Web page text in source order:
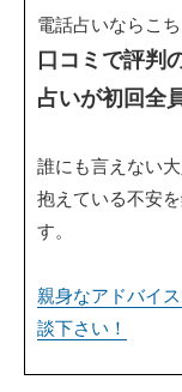
電話占いならこ
口コミで評判
占いが初回全
誰にも言えない
抱えている不安
す。
親身なアドバイ
談下さい！